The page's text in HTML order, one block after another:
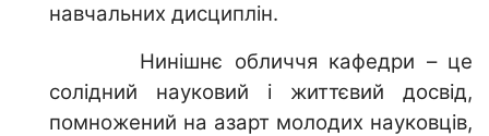
навчальних дисциплін.
Нинішнє обличчя кафедри – це
солідний науковий і життєвий досвід,
помножений на азарт молодих науковців,